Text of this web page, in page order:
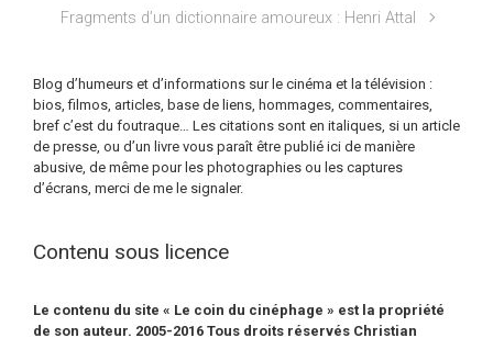
Fragments d’un dictionnaire amoureux : Henri Attal
Blog d’humeurs et d’informations sur le cinéma et la télévision :
bios, filmos, articles, base de liens, hommages, commentaires,
bref c’est du foutraque… Les citations sont en italiques, si un article
de presse, ou d’un livre vous paraît être publié ici de manière
abusive, de même pour les photographies ou les captures
d’écrans, merci de me le signaler.
Contenu sous licence
Le contenu du site « Le coin du cinéphage » est la propriété
de son auteur. 2005-2016 Tous droits réservés Christian